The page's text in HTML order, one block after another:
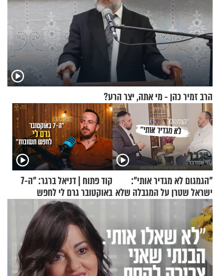
הרב זמיר כהן - מי אתה, יצר הרע?
"הגמגום לא מגדיר אותי":
ישראל שטרן על המגבלה שלא
עוצרת אותו
קוד פתוח | דניאל ברגר: "ה-7
באוקטובר גרם לי לחפש